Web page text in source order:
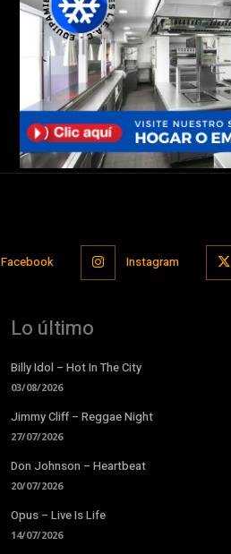
Facebook Instagram
Lo último
Billy Idol – Hot In The City
03/08/2026
Jimmy Cliff – Reggae Night
27/07/2026
Don Johnson – Heartbeat
20/07/2026
Opus – Live Is Life
14/07/2026